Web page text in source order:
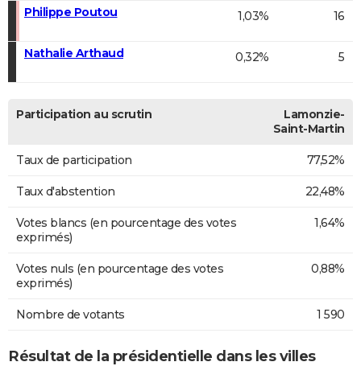
Philippe Poutou 1,03% 16
Nathalie Arthaud 0,32% 5
Participation au scrutin
Lamonzie-
Saint-Martin
Taux de participation 77,52%
Taux d'abstention 22,48%
Votes blancs (en pourcentage des votes
exprimés)
1,64%
Votes nuls (en pourcentage des votes
exprimés)
0,88%
Nombre de votants 1 590
Résultat de la présidentielle dans les villes